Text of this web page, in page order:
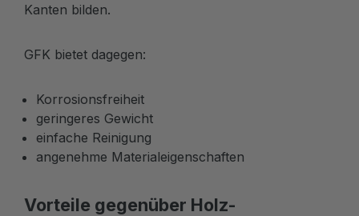
Kanten bilden.
GFK bietet dagegen:
Korrosionsfreiheit
geringeres Gewicht
einfache Reinigung
angenehme Materialeigenschaften
Vorteile gegenüber Holz-